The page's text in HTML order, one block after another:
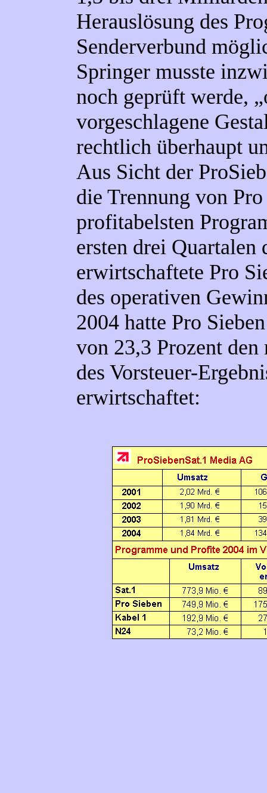
Herauslösung des
Senderverbund
Springer musste
noch geprüft werde,
vorgeschlagene
rechtlich überhaupt
Aus Sicht der
die Trennung von
profitabelsten
ersten drei Quartalen
erwirtschaftete Pro
des operativen
2004 hatte Pro
von 23,3 Prozent
des Vorsteuer-
erwirtschaftet: